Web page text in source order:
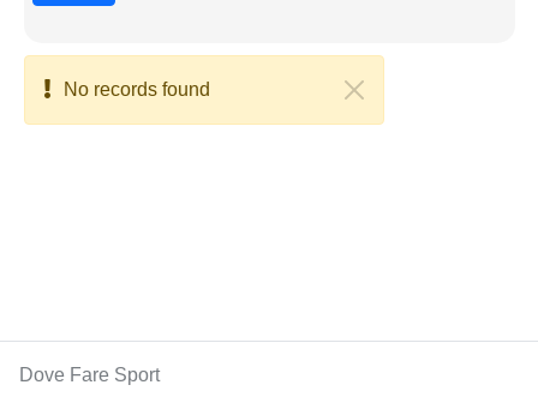
No records found
Dove Fare Sport